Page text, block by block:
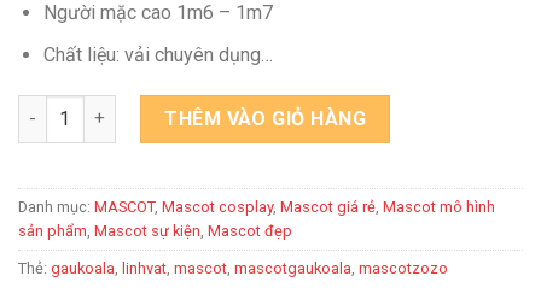
Người mặc cao 1m6 – 1m7
Chất liệu: vải chuyên dụng…
MASCOT GẤU KOALA số lượngTHÊM VÀO GIỎ HÀNG
Danh mục: MASCOT, Mascot cosplay, Mascot giá rẻ Mascot mô hình
sản phẩm Mascot sự kiện Mascot đẹp
Thẻ: gaukoala linhvat mascot mascotgaukoala mascotzozo